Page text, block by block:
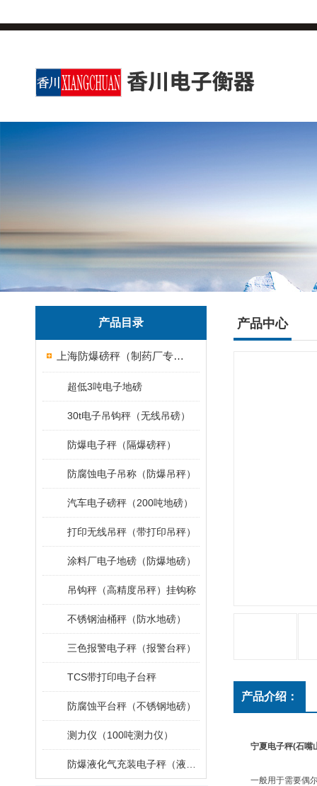
产品目录
上海防爆磅秤（制药厂专用）
超低3吨电子地磅
30t电子吊钩秤（无线吊磅）
防爆电子秤（隔爆磅秤）
防腐蚀电子吊称（防爆吊秤）
汽车电子磅秤（200吨地磅）
打印无线吊秤（带打印吊秤）
涂料厂电子地磅（防爆地磅）
吊钩秤（高精度吊秤）挂钩称
不锈钢油桶秤（防水地磅）
三色报警电子秤（报警台秤）
TCS带打印电子台秤
防腐蚀平台秤（不锈钢地磅）
测力仪（100吨测力仪）
产品中心
产品介绍：
宁夏电子秤(石嘴
一般用于需要偶尔